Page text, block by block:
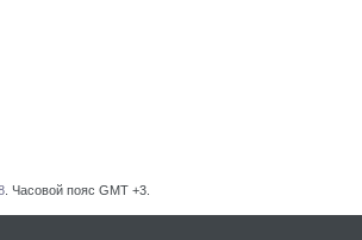
. Часовой пояс GMT +3.